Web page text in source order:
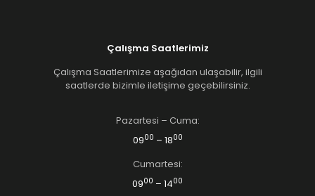
Çalışma Saatlerimiz
Çalışma Saatlerimize aşağıdan ulaşabilir, ilgili
saatlerde bizimle iletişime geçebilirsiniz.
Pazartesi – Cuma:
0900 – 1800
Cumartesi:
0900 – 1400